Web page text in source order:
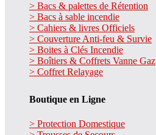
> Bacs & palettes de Rétention
> Bacs à sable incendie
> Cahiers & livres Officiels
> Couverture Anti-feu & Survie
> Boites à Clés Incendie
> Boîtiers & Coffrets Vanne Gaz
> Coffret Relayage
Boutique en Ligne
> Protection Domestique